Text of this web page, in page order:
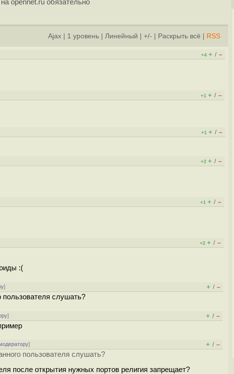
opennet.ru обязательно
Ajax 1 уровень Линейный +/- Раскрыть всё RSS
+4 + / –
+1 + / –
+1 + / –
+2 + / –
+1 + / –
+2 + / –
:(
] + / –
пользователя слушать?
] + / –
] + / –
пользователя слушать?
после открытия нужных портов религия запрещает?